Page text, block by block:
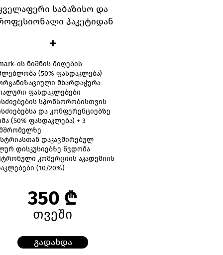
საბაზისო და
პაკეტიდან
+
ის ნიშნის მიღების
(50% ფასდაკლება)
მხარდაჭერა
ფასდაკლებები
სპონსორობისთვის
და კონფერენციებზე
(50% ფასდაკლება) + 3
დაკავშირებულ
დისკუსიებზე წვდომა
კომერციის აკადემიის
(10/20%)
350 ₾
თვეში
გადახდა